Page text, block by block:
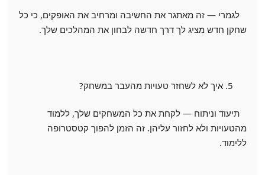
לגמרי — זה מאתגר את החשיבה ומרחיב את האופקים, כי כל
שחקן חדש מציג לך דרך חדשה לבחון את המהלכים שלך.
איך לא לשחזר טעויות מהעבר במשחק?
תיעוד וניתוח — לקחת את כל המשחקים שלך, ללמוד
מהטעויות ולא לחזור עליהן. זה הזמן להפוך קטסטרופה
ללימוד.